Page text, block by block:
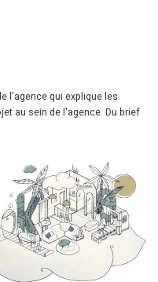
l'agence qui explique les
au sein de l'agence. Du brief